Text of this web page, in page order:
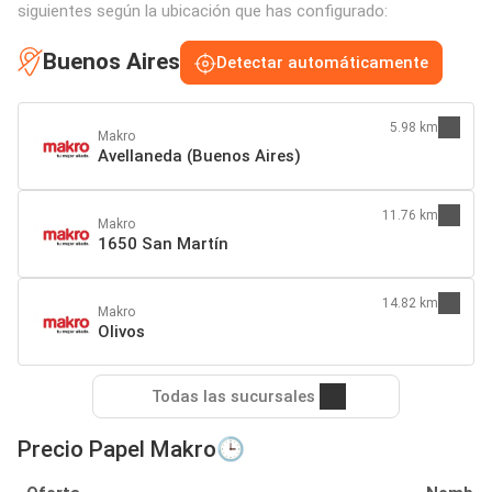
siguientes según la ubicación que has configurado:
Buenos Aires Detectar automáticamente
Makro
Avellaneda (Buenos Aires)
5.98 km
Makro
1650 San Martín
11.76 km
Makro
Olivos
14.82 km
Todas las sucursales
Precio Papel Makro🕒